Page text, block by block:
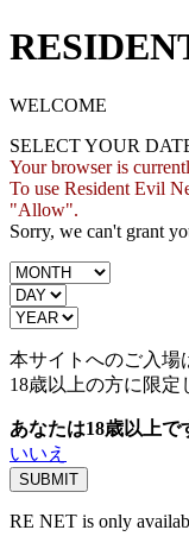
WELCOME
SELECT YOUR
Your browser is
To use Resident Evil
"Allow".
Sorry, we can't grant
本サイトへのご入場
18歳以上の方に限定
あなたは18歳以上で
いいえ
RE NET is only